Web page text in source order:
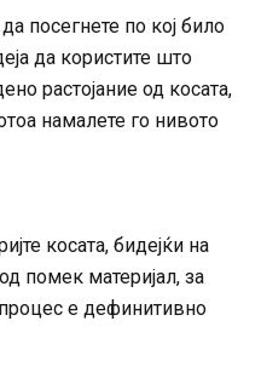
посегнете по кој било
да користите што
растојание од косата,
намалете го нивото
косата, бидејќи на
помек материјал, за
е дефинитивно